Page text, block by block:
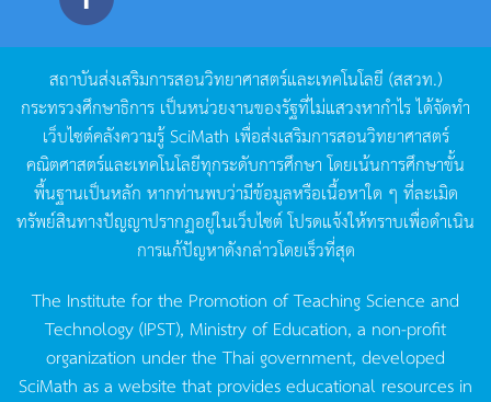
สถาบันส่งเสริมการสอนวิทยาศาสตร์และเทคโนโลยี (สสวท.)
กระทรวงศึกษาธิการ เป็นหน่วยงานของรัฐที่ไม่แสวงหากำไรได้จัดทำ
เว็บไซต์คลังความรู้SciMath เพื่อส่งเสริมการสอนวิทยาศาสตร์
คณิตศาสตร์และเทคโนโลยีทุกระดับการศึกษา โดยเน้นการศึกษาขั้น
พื้นฐานเป็นหลัก หากท่านพบว่ามีข้อมูลหรือเนื้อหาใด ๆ ที่ละเมิด
ทรัพย์สินทางปัญญาปรากฏอยู่ในเว็บไซต์โปรดแจ้งให้ทราบเพื่อดำเนิน
การแก้ปัญหาดังกล่าวโดยเร็วที่สุด
The Institute for the Promotion of Teaching Science and
Technology (IPST), Ministry of Education, a non-profit
organization under the Thai government, developed
SciMath as a website that provides educational resources in